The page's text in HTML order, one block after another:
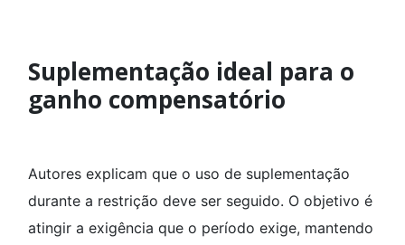
Suplementação ideal para o
ganho compensatório
Autores explicam que o uso de suplementação
durante a restrição deve ser seguido. O objetivo é
atingir a exigência que o período exige, mantendo